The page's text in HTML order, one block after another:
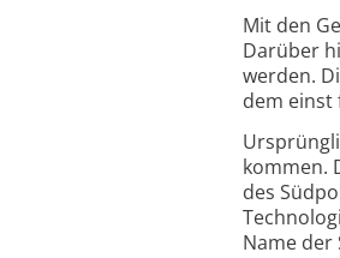
Mit den
Darüber
werden.
dem einst
kommen.
des
Name der